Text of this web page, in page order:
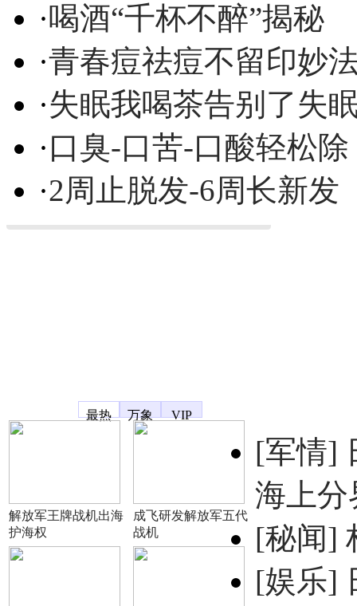
·喝酒“千杯不醉”揭秘
·青春痘祛痘不留印妙
·失眠我喝茶告别了失
·口臭-口苦-口酸轻松除
·2周止脱发-6周长新发
最热
万象 VIP
解放军王牌战机出海
护海权
成飞研发解放军五代
战机
[军情]
海上分
[秘闻]
[娱乐]